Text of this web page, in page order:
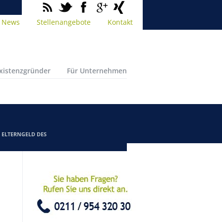
News Stellenangebote Kontakt
Für Unternehmen
ELTERNGELD DES